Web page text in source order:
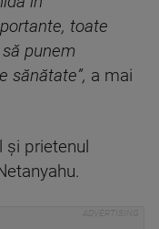
toate
punem
sănătate”, a mai
prietenul